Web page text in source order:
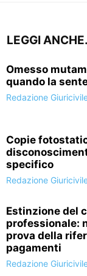
LEGGI
Omesso
quando la
Redazione
Copie
specifico
Redazione
Estinzione del
professionale:
prova della
pagamenti
Redazione